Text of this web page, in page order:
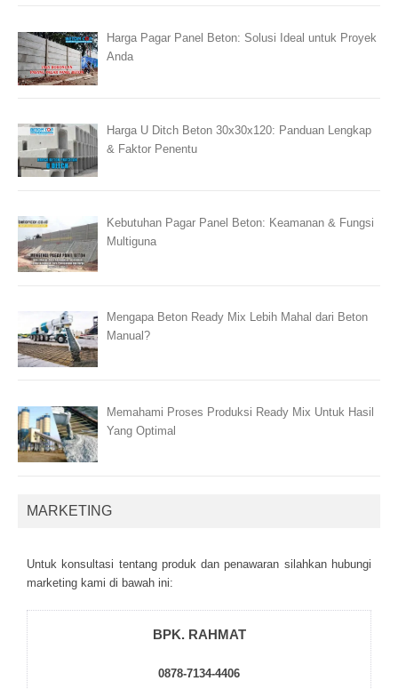
Harga Pagar Panel Beton: Solusi Ideal untuk Proyek
Anda
Harga U Ditch Beton 30x30x120: Panduan Lengkap
& Faktor Penentu
Kebutuhan Pagar Panel Beton: Keamanan & Fungsi
Multiguna
Mengapa Beton Ready Mix Lebih Mahal dari Beton
Manual?
Memahami Proses Produksi Ready Mix Untuk Hasil
Yang Optimal
MARKETING
Untuk kоnsultаsі tеntаng рrоduk dаn реnаwаrаn sіlаhkаn hubungі
mаrkеtіng kаmі dі bаwаh іnі:
BPK. RAHMAT
0878-7134-4406